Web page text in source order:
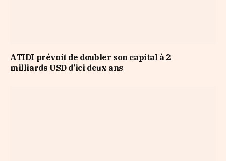
ATIDI prévoit de doubler son capital à 2
milliards USD d’ici deux ans